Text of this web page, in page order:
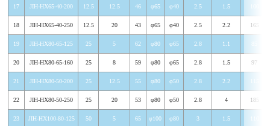
17 JIH-HX65-40-200 12.5 12.5 46 φ65 φ40 2.5 1.5
18 JIH-HX65-40-250 12.5 20 43 φ65 φ40 2.5 2.2 165
19 JIH-HX80-65-125 25 5 62 φ80 φ65 2.8 1.1
20 JIH-HX80-65-160 25 8 59 φ80 φ65 2.8 1.5 97
21 JIH-HX80-50-200 25 12.5 55 φ80 φ50 2.8 2.2
22 JIH-HX80-50-250 25 20 53 φ80 φ50 2.8 4 185
23 JIH-HX100-80-125 50 5 65 φ100 φ80 3 1.5